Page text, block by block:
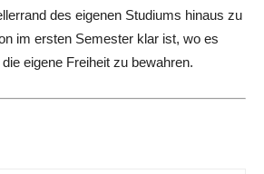
des eigenen Studiums hinaus zu
im ersten Semester klar ist, wo es
eigene Freiheit zu bewahren.